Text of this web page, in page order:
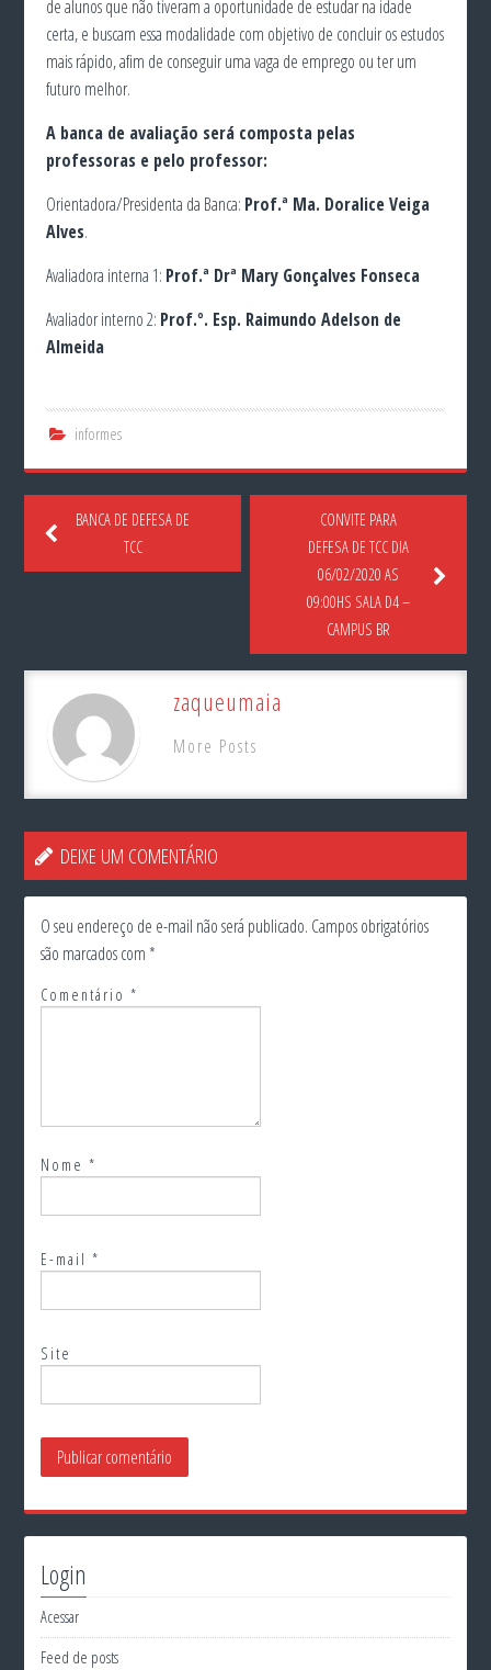
de alunos que não tiveram a oportunidade de estudar na idade
certa, e buscam essa modalidade com objetivo de concluir os estudos
mais rápido, afim de conseguir uma vaga de emprego ou ter um
futuro melhor.
A banca de avaliação será composta pelas
professoras e pelo professor:
Orientadora/Presidenta da Banca: Prof.ª Ma. Doralice Veiga
Alves.
Avaliadora interna 1: Prof.ª Drª Mary Gonçalves Fonseca
Avaliador interno 2: Prof.º. Esp. Raimundo Adelson de
Almeida
informes
BANCA DE DEFESA DE
TCC
CONVITE PARA
DEFESA DE TCC DIA
06/02/2020 AS
09:00HS SALA D4 –
CAMPUS BR
zaqueumaia
More Posts
DEIXE UM COMENTÁRIO
O seu endereço de e-mail não será publicado. Campos obrigatórios
são marcados com *
Comentário*
Nome*
E-mail*
Site
Login
Acessar
Feed de posts